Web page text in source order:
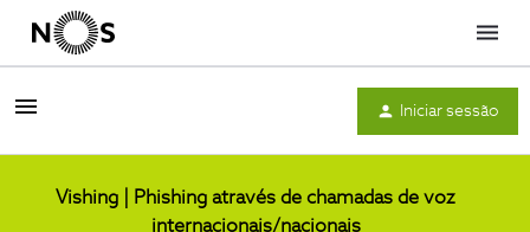
Menu
Iniciar sessão
Vishing | Phishing através de chamadas de voz
internacionais/nacionais